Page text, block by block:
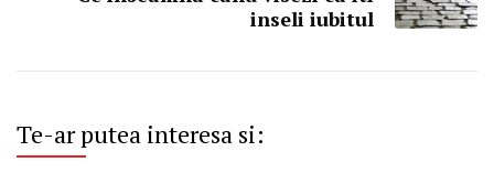
inseli iubitul
Te-ar putea interesa si: